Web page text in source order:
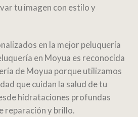
tu imagen con estilo y
en la mejor peluquería
en Moyua es reconocida
de Moyua porque utilizamos
que cuidan la salud de tu
hidrataciones profundas
reparación y brillo.